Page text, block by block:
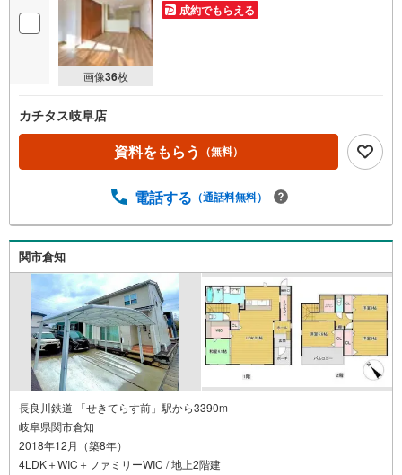
画像36枚
成約でもらえる
カチタス岐阜店
資料をもらう （無料）
電話する （通話料無料）
関市倉知
長良川鉄道 「せきてらす前」駅から3390m
岐阜県関市倉知
2018年12月（築8年）
4LDK＋WIC＋ファミリーWIC / 地上2階建